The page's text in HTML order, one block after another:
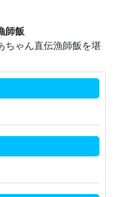
師飯
ちゃん直伝漁師飯を堪